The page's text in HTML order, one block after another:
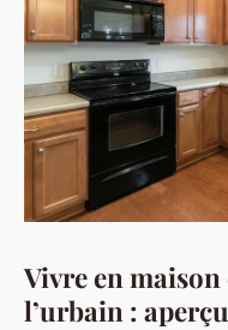
Vivre en
l’urbain :